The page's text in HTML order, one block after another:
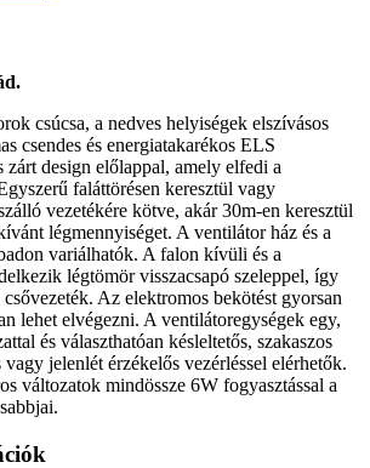
csúcsa, a nedves helyiségek elszívásos
csendes és energiatakarékos ELS
zárt design előlappal, amely elfedi a
faláttörésen keresztül vagy
vezetékére kötve, akár 30m-en keresztül
légmennyiséget. A ventilátor ház és a
variálhatók. A falon kívüli és a
légtömör visszacsapó szeleppel, így
Az elektromos bekötést gyorsan
lehet elvégezni. A ventilátoregységek egy,
és választhatóan késleltetős, szakaszos
jelenlét érzékelős vezérléssel elérhetők.
változatok mindössze 6W fogyasztással a